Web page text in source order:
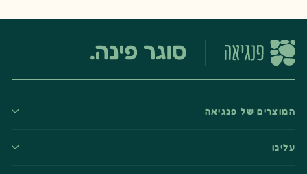
המוצרים של פנגיאה
עלינו